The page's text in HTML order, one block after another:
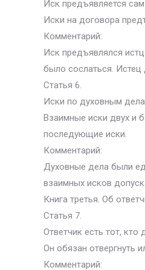
Иск предъявляется
Иски на договора
Комментарий:
Иск предъявлялся
было сослаться. Истец
Статья 6.
Иски по духовным
Взаимные иски двух и
последующие иски.
Комментарий:
Духовные дела были
взаимных исков
Книга третья. Об
Статья 7.
Ответчик есть тот,
Он обязан отвергнуть
Комментарий: